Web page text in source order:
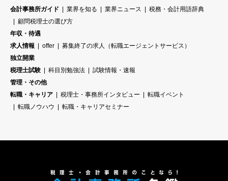
会計事務所ガイド
業界を知る 業界ニュース
税務・会計用語辞典
顧問税理士の選び方
年収・待遇
求人情報
offer
募集終了の求人（転職エージェントサービス）
独立開業
税理士試験
科目別勉強法
試験情報・速報
管理・その他
転職・キャリア
税理士・事務所インタビュー
転職イベント
転職ノウハウ
転職・キャリアセミナー